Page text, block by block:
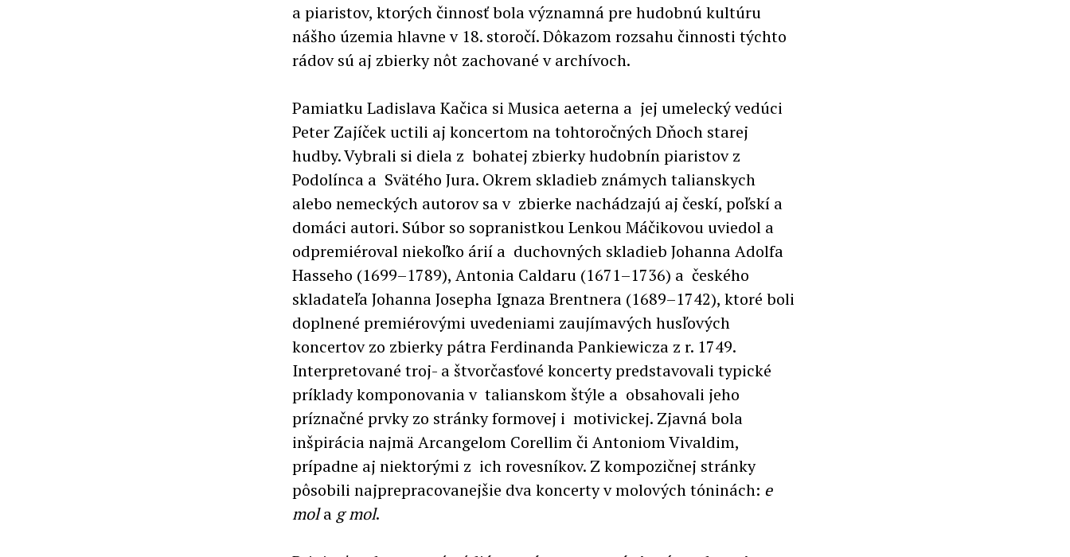
a piaristov, ktorých činnosť bola významná pre hudobnú kultúru
nášho územia hlavne v 18. storočí. Dôkazom rozsahu činnosti týchto
rádov sú aj zbierky nôt zachované v archívoch.
Pamiatku Ladislava Kačica si Musica aeterna a jej umelecký vedúci
Peter Zajíček uctili aj koncertom na tohtoročných Dňoch starej
hudby. Vybrali si diela z bohatej zbierky hudobnín piaristov z
Podolínca a Svätého Jura. Okrem skladieb známych talianskych
alebo nemeckých autorov sa v zbierke nachádzajú aj českí, poľskí a
domáci autori. Súbor so sopranistkou Lenkou Máčikovou uviedol a
odpremiéroval niekoľko árií a duchovných skladieb Johanna Adolfa
Hasseho (1699–1789), Antonia Caldaru (1671–1736) a českého
skladateľa Johanna Josepha Ignaza Brentnera (1689–1742), ktoré boli
doplnené premiérovými uvedeniami zaujímavých husľových
koncertov zo zbierky pátra Ferdinanda Pankiewicza z r. 1749.
Interpretované troj- a štvorčasťové koncerty predstavovali typické
príklady komponovania v talianskom štýle a obsahovali jeho
príznačné prvky zo stránky formovej i motivickej. Zjavná bola
inšpirácia najmä Arcangelom Corellim či Antoniom Vivaldim,
prípadne aj niektorými z ich rovesníkov. Z kompozičnej stránky
pôsobili najprepracovanejšie dva koncerty v molových tóninách: e
mola g mol.